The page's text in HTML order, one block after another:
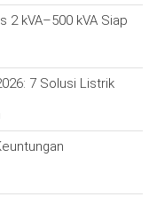
2 kVA–500 kVA Siap
7 Solusi Listrik